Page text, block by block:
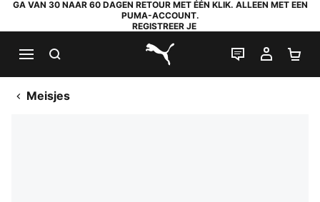
GA VAN 30 NAAR 60 DAGEN RETOUR MET ÉÉN KLIK. ALLEEN MET EEN
PUMA-ACCOUNT.
REGISTREER JE
PUMA.com
LIVE CHAT
MIJN
Meisjes